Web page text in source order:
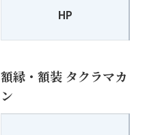
HP
額縁・額装 タクラマカ
ン